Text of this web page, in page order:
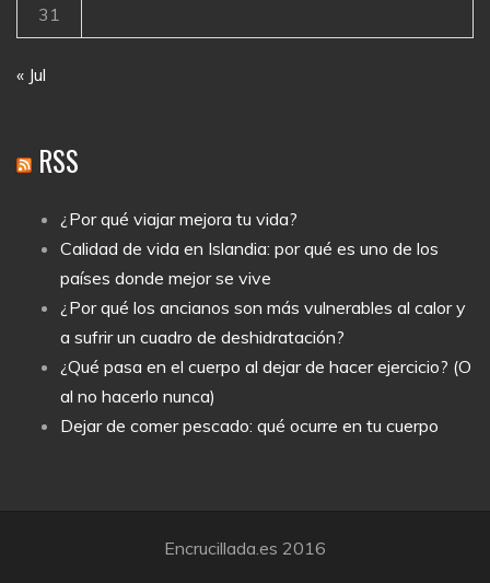
31
« Jul
RSS
¿Por qué viajar mejora tu vida?
Calidad de vida en Islandia: por qué es uno de los
países donde mejor se vive
¿Por qué los ancianos son más vulnerables al calor y
a sufrir un cuadro de deshidratación?
¿Qué pasa en el cuerpo al dejar de hacer ejercicio? (O
al no hacerlo nunca)
Dejar de comer pescado: qué ocurre en tu cuerpo
Encrucillada.es 2016